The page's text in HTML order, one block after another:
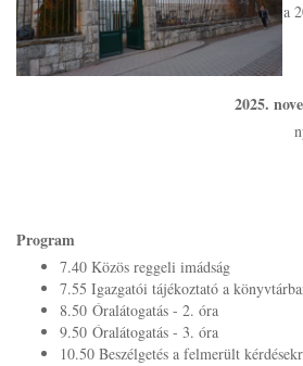
a
2025.
Program
7.40 Közös reggeli imádság
7.55 Igazgatói tájékoztató a
8.50 Óralátogatás - 2. óra
9.50 Óralátogatás - 3. óra
10.50 Beszélgetés a felmerült